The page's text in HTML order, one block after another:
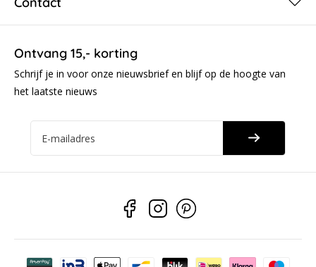
Ontvang 15,- korting
Schrijf je in voor onze nieuwsbrief en blijf op de hoogte van
het laatste nieuws
E-mailadres